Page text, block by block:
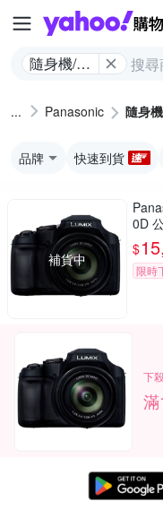
隨身機/類
Panasonic 隨身
品牌 快速到貨
補貨中
0D
$
限時
下